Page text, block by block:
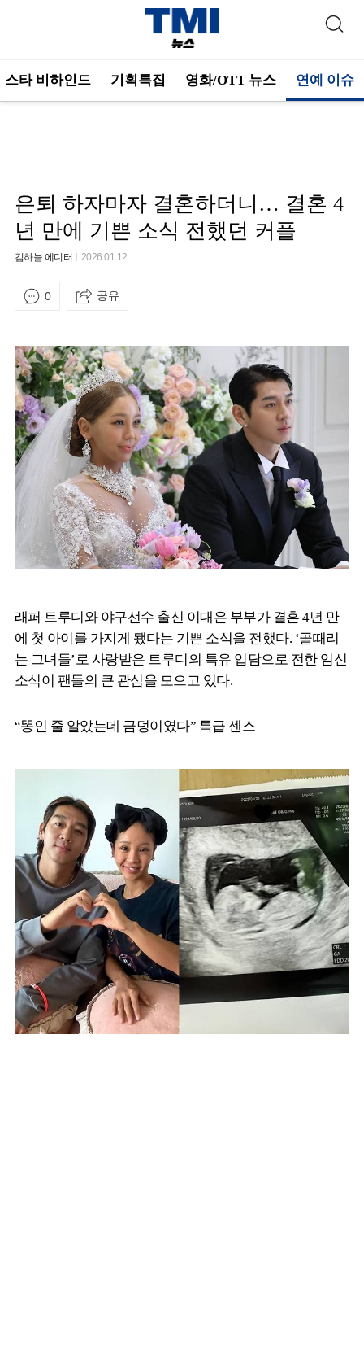
스타 비하인드 기획특집 영화/OTT 뉴스 연예 이슈
은퇴 하자마자 결혼하더니… 결혼 4
년 만에 기쁜 소식 전했던 커플
김하늘 에디터 2026.01.12
0 공유
래퍼 트루디와 야구선수 출신 이대은 부부가 결혼 4년 만
에 첫 아이를 가지게 됐다는 기쁜 소식을 전했다. ‘골때리
는 그녀들’로 사랑받은 트루디의 특유 입담으로 전한 임신
소식이 팬들의 큰 관심을 모으고 있다.
“똥인 줄 알았는데 금덩이였다” 특급 센스